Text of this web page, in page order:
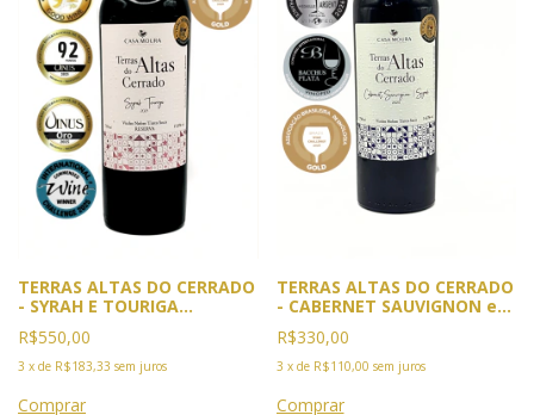
TERRAS ALTAS DO CERRADO
- SYRAH E TOURIGA
NACIONAL SAFRA 2021-5X
Premiado. 2025:Ouro GPVB,
Rio e Vinus, Cannes.
BACCHUS e BWC
R$550,00
3 x de R$183,33 sem juros
TERRAS ALTAS DO CERRADO
- CABERNET SAUVIGNON e
SYRAH. Safra 2023. 4x
Premiado: Ouro GPVB 2025
e BWC 2026. Prata Citadellis
R$330,00
3 x de R$110,00 sem juros